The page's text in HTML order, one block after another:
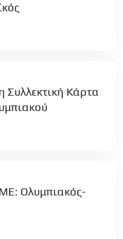
Συλλεκτική Κάρτα
Ολυμπιακός-